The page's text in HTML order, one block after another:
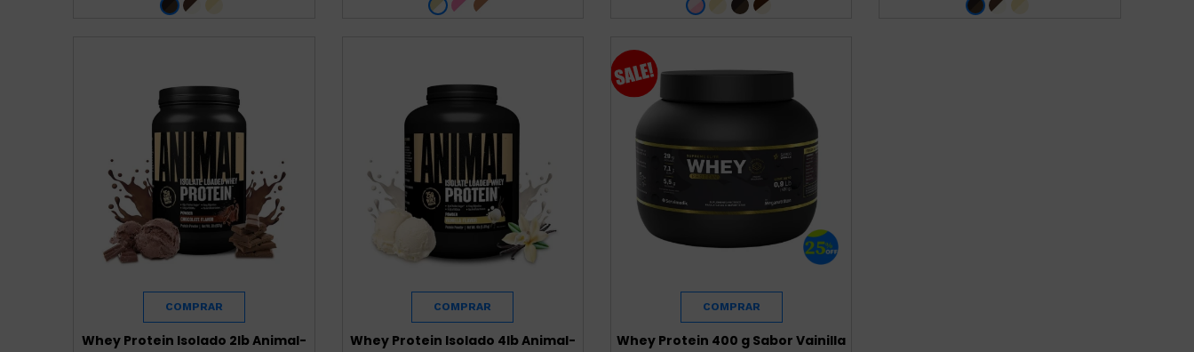
Whey Protein Isolado 2lb Animal-
Whey Protein Isolado 4lb Animal-
Whey Protein 400 g Sabor Vainilla